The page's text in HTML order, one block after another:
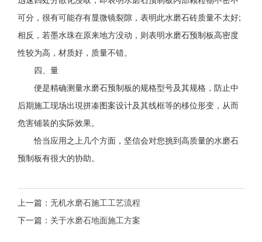
可分，很有可能存有显微镜裂隙，表明此水磨石砖质量不太好;
相反，若墨水珠在原来地方没动，则表明水磨石预制板高密度
性较为高，材质好，质量不错。
四、量
便是精确测量水磨石预制板的规格型号及其规格，防止中
后期施工现场出現拼凑图案设计及其线框等的移位形变，从而
危害铺装的实际效果。
恰当应用之上几个方面，坚信会对您挑到高质量的水磨石
预制板有很大的协助。
上一篇： 无机水磨石施工工艺流程
下一篇： 关于水磨石地面施工方案